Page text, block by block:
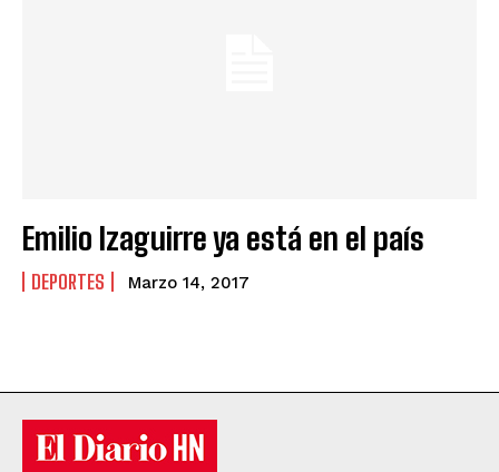
Emilio Izaguirre ya está en el país
DEPORTES Marzo 14, 2017